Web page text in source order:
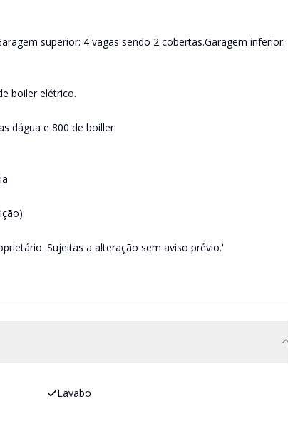
superior: 4 vagas sendo 2 cobertas.Garagem inferior:
boiler elétrico.
dágua e 800 de boiller.
Sujeitas a alteração sem aviso prévio.'
Lavabo